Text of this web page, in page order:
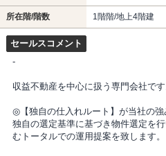
所在階/階数 1階階/地上4階建
セールスコメント
-
収益不動産を中心に扱う専門会社です
◎【独自の仕入れルート】が当社の強
独自の選定基準に基づき物件選定を
むトータルでの運用提案を致します。